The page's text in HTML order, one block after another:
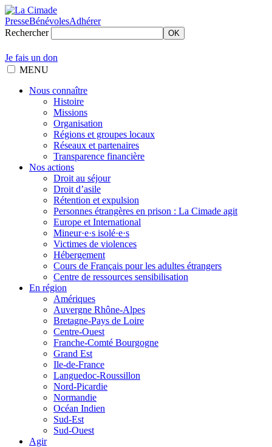
PresseBénévolesAdhérer
Rechercher
OK
Je fais un don
MENU
Nous connaître
Histoire
Missions
Organisation
Régions et groupes locaux
Réseaux et partenaires
Transparence financière
Nos actions
Droit au séjour
Droit d’asile
Rétention et expulsion
Personnes étrangères en prison : La Cimade agit
Europe et International
Mineur·e·s isolé·e·s
Victimes de violences
Hébergement
Cours de Français pour les adultes étrangers
Centre de ressources sensibilisation
En région
Amériques
Auvergne Rhône-Alpes
Bretagne-Pays de Loire
Centre-Ouest
Franche-Comté Bourgogne
Grand Est
Ile-de-France
Languedoc-Roussillon
Nord-Picardie
Normandie
Océan Indien
Sud-Est
Sud-Ouest
Agir